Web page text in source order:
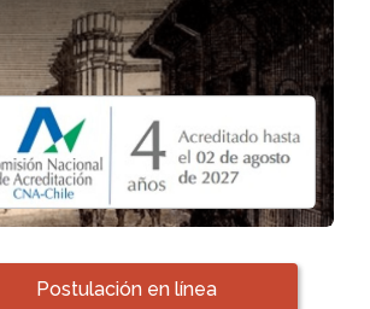
directos
Postulación en línea